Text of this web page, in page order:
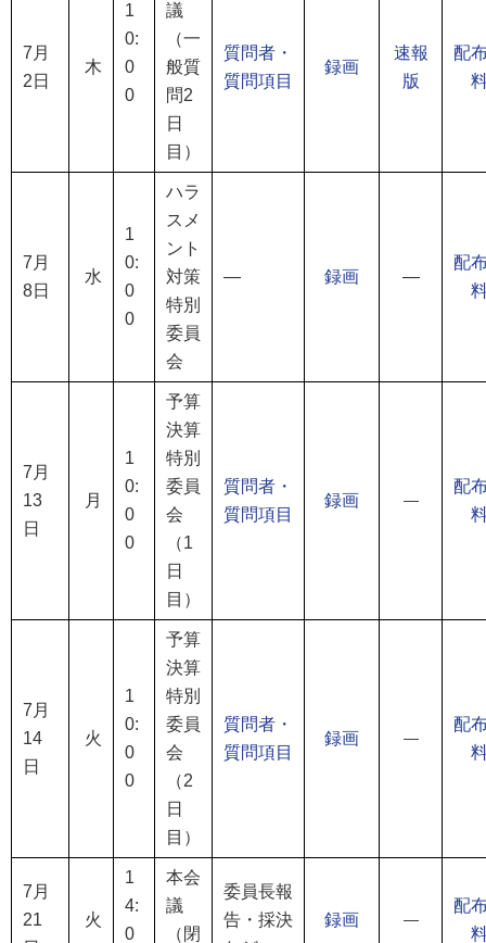
7月
2日
木
1
0:
0
0
議
（一
般質
問2
日
目）
質問者・
質問項目
録画
速報
版
配
7月
8日
水
1
0:
0
0
ハラ
スメ
ント
対策
特別
委員
会
― 録画 ―
配
7月
13
日
月
1
0:
0
0
予算
決算
特別
委員
会
（1
日
目）
質問者・
質問項目
録画 ―
配
7月
14
日
火
1
0:
0
0
予算
決算
特別
委員
会
（2
日
目）
質問者・
質問項目
録画 ―
配
7月
21
火
1
4:
0
本会
議
（閉
委員長報
告・採決
録画 ―
配